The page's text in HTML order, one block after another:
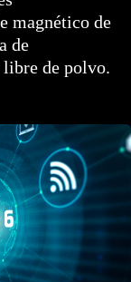
magnético de
de
libre de polvo.